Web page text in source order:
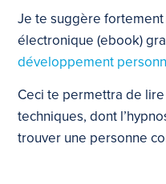
Je te suggère
électronique (ebook)
développement
Ceci te permettra de
techniques, dont
trouver une personne